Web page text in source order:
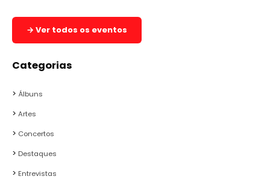
→ Ver todos os eventos
Categorias
Álbuns
Artes
Concertos
Destaques
Entrevistas